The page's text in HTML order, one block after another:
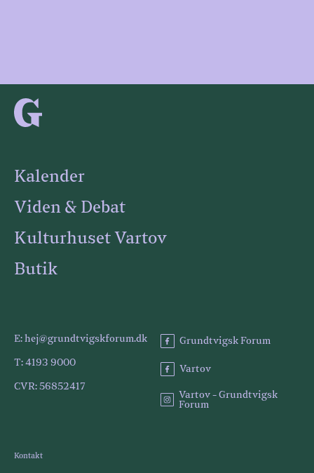
Kalender
Viden & Debat
Kulturhuset Vartov
Butik
E: hej@grundtvigskforum.dk
T: 4193 9000
CVR: 56852417
Grundtvigsk Forum
Vartov
Vartov - Grundtvigsk
Forum
Kontakt